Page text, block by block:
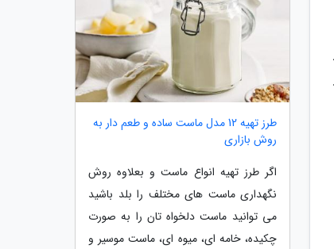
طرز تهیه 12 مدل ماست ساده و طعم دار به
روش بازاری
اگر طرز تهیه انواع ماست و بعلاوه روش
نگهداری ماست های مختلف را بلد باشید
می توانید ماست دلخواه تان را به صورت
چکیده، خامه ای، میوه ای، ماست موسیر و